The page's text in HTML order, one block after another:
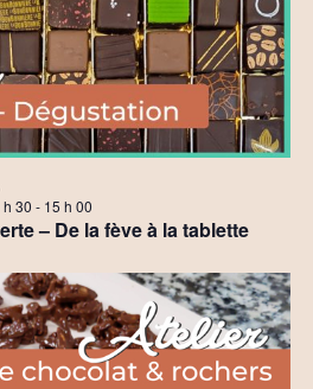
– De la fève à la tablette
h 30 - 15 h 00